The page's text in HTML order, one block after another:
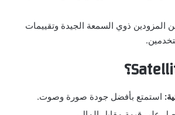
المزودين ذوي السمعة الجيدة وتقييمات
؟
: استمتع بأفضل جودة صورة وصوت.